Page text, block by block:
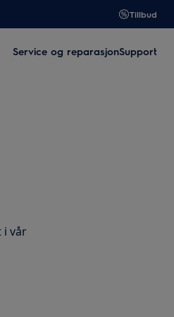
Tillbud
Service og reparasjonSupport
i vår